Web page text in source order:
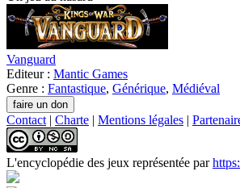
Vanguard
Editeur : Mantic Games
Genre : Fantastique, Générique, Médiéval
Contact | Charte | Mentions légales |
L'encyclopédie des jeux représentée par